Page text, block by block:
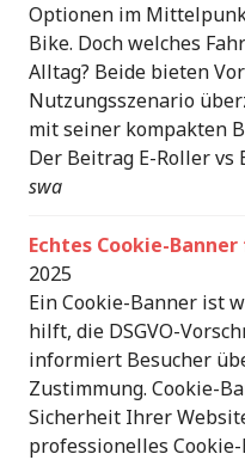
Optionen im
Bike. Doch welches
Alltag? Beide bieten
Nutzungsszenario
mit seiner kompakten
Der Beitrag E-Roller vs
swa
Echtes Cookie-
2025
Ein Cookie-Banner ist
hilft, die DSGVO-
informiert Besucher
Zustimmung. Cookie-
Sicherheit Ihrer
professionelles